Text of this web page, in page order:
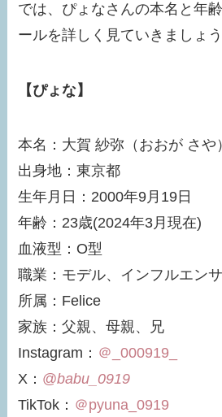
では、ぴょなさんの本名と年
ールを詳しく見ていきましょう
【ぴょな】
本名：大賀 紗弥（おおが さや
出身地：東京都
生年月日：2000年9月19日
年齢：23歳(2024年3月現在)
血液型：O型
職業：モデル、インフルエン
所属：Felice
家族：父親、母親、兄
Instagram： ＠_000919_
X： @babu_0919
TikTok： ＠pyuna_0919